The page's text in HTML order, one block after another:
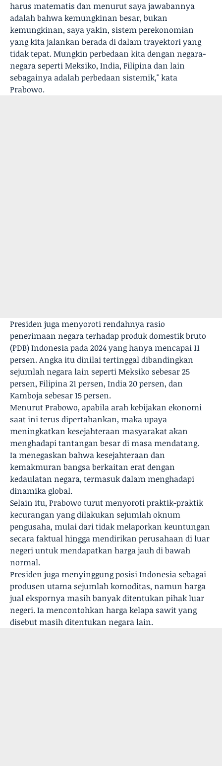
harus matematis dan menurut saya jawabannya
adalah bahwa kemungkinan besar, bukan
kemungkinan, saya yakin, sistem perekonomian
yang kita jalankan berada di dalam trayektori yang
tidak tepat. Mungkin perbedaan kita dengan negara-
negara seperti Meksiko, India, Filipina dan lain
sebagainya adalah perbedaan sistemik," kata
Prabowo.
Presiden juga menyoroti rendahnya rasio
penerimaan negara terhadap produk domestik bruto
(PDB) Indonesia pada 2024 yang hanya mencapai 11
persen. Angka itu dinilai tertinggal dibandingkan
sejumlah negara lain seperti Meksiko sebesar 25
persen, Filipina 21 persen, India 20 persen, dan
Kamboja sebesar 15 persen.
Menurut Prabowo, apabila arah kebijakan ekonomi
saat ini terus dipertahankan, maka upaya
meningkatkan kesejahteraan masyarakat akan
menghadapi tantangan besar di masa mendatang.
Ia menegaskan bahwa kesejahteraan dan
kemakmuran bangsa berkaitan erat dengan
kedaulatan negara, termasuk dalam menghadapi
dinamika global.
Selain itu, Prabowo turut menyoroti praktik-praktik
kecurangan yang dilakukan sejumlah oknum
pengusaha, mulai dari tidak melaporkan keuntungan
secara faktual hingga mendirikan perusahaan di luar
negeri untuk mendapatkan harga jauh di bawah
normal.
Presiden juga menyinggung posisi Indonesia sebagai
produsen utama sejumlah komoditas, namun harga
jual ekspornya masih banyak ditentukan pihak luar
negeri. Ia mencontohkan harga kelapa sawit yang
disebut masih ditentukan negara lain.